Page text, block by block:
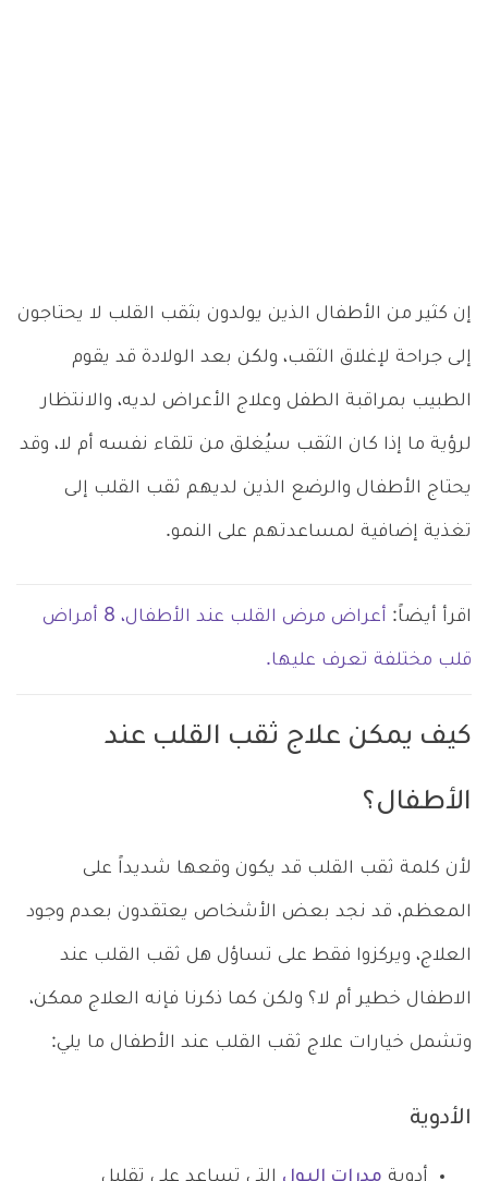
إن كثير من الأطفال الذين يولدون بثقب القلب لا يحتاجون
إلى جراحة لإغلاق الثقب، ولكن بعد الولادة قد يقوم
الطبيب بمراقبة الطفل وعلاج الأعراض لديه، والانتظار
لرؤية ما إذا كان الثقب سيُغلق من تلقاء نفسه أم لا، وقد
يحتاج الأطفال والرضع الذين لديهم ثقب القلب إلى
تغذية إضافية لمساعدتهم على النمو.
اقرأ أيضاً: أعراض مرض القلب عند الأطفال، 8 أمراض
قلب مختلفة تعرف عليها.
كيف يمكن علاج ثقب القلب عند
الأطفال؟
لأن كلمة ثقب القلب قد يكون وقعها شديداً على
المعظم، قد نجد بعض الأشخاص يعتقدون بعدم وجود
العلاج، ويركزوا فقط على تساؤل هل ثقب القلب عند
الاطفال خطير أم لا؟ ولكن كما ذكرنا فإنه العلاج ممكن،
وتشمل خيارات علاج ثقب القلب عند الأطفال ما يلي:
الأدوية